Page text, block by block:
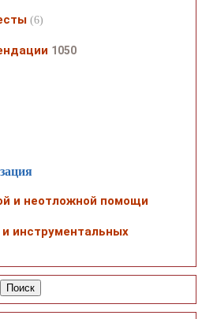
(6)
1050
и неотложной помощи
инструментальных